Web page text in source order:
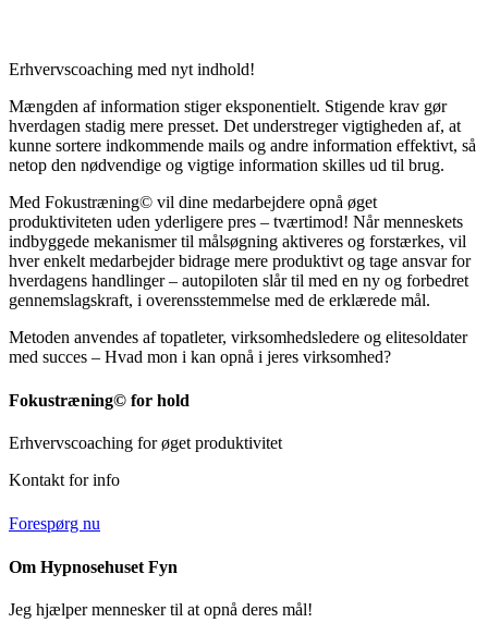
Erhvervscoaching med nyt indhold!
Mængden af information stiger eksponentielt. Stigende krav gør
hverdagen stadig mere presset. Det understreger vigtigheden af, at
kunne sortere indkommende mails og andre information effektivt, så
netop den nødvendige og vigtige information skilles ud til brug.
Med Fokustræning© vil dine medarbejdere opnå øget
produktiviteten uden yderligere pres – tværtimod! Når menneskets
indbyggede mekanismer til målsøgning aktiveres og forstærkes, vil
hver enkelt medarbejder bidrage mere produktivt og tage ansvar for
hverdagens handlinger – autopiloten slår til med en ny og forbedret
gennemslagskraft, i overensstemmelse med de erklærede mål.
Metoden anvendes af topatleter, virksomhedsledere og elitesoldater
med succes – Hvad mon i kan opnå i jeres virksomhed?
Fokustræning© for hold
Erhvervscoaching for øget produktivitet
Kontakt for info
Forespørg nu
Om Hypnosehuset Fyn
Jeg hjælper mennesker til at opnå deres mål!